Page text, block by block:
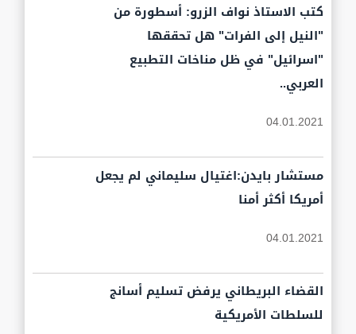
كتب الاستاذ نواف الزرو: أسطورة من
"النيل إلى الفرات" هل تحققها
"اسرائيل" في ظل مناخات التطبيع
العربي..
04.01.2021
مستشار بايدن:اغتيال سليماني لم يجعل
أمريكا أكثر أمنا
04.01.2021
القضاء البريطاني يرفض تسليم أسانج
للسلطات الأمريكية